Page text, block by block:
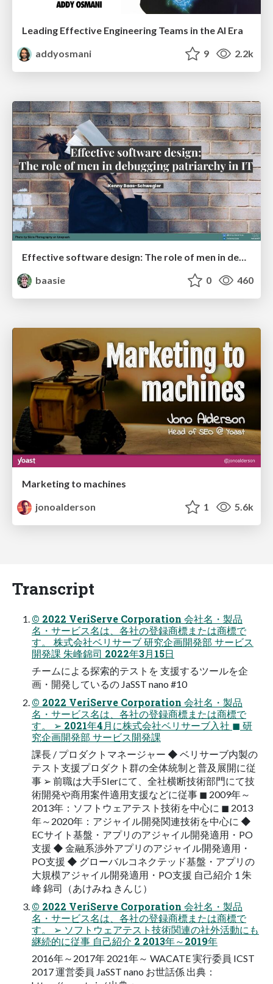
Leading Effective Engineering Teams in the AI Era
addyosmani
9 2.2k
Effective software design: The role of men in debugging patriarchy in IT @ Voxxed Days AMS
baasie
0 460
Marketing to machines
jonoalderson
1 5.6k
Transcript
© 2022 VeriServe Corporation 会社名・製品
名・サービス名は、各社の登録商標または商標で
す。 株式会社ベリサーブ 研究企画開発部 サービス
開発課 朱峰錦司 2022年3月15日
チームによる探索的テストを 支援するツールを企
画・開発しているの JaSST nano #10
© 2022 VeriServe Corporation 会社名・製品
名・サービス名は、各社の登録商標または商標で
す。 ➢ 2021年4月に株式会社ベリサーブ入社 ◼ 研
究企画開発部 サービス開発課
課長 / プロダクトマネージャー ◆ ベリサーブ内製の
テスト支援プロダクト群の全体統制と普及展開に従
事 ➢ 前職は大手SIerにて、全社横断技術部門にて技
術開発や商用案件適用支援などに従事 ◼ 2009年～
2013年：ソフトウェアテスト技術を中心に ◼ 2013
年～2020年：アジャイル開発関連技術を中心に ◆
ECサイト基盤・アプリのアジャイル開発適用・PO
支援 ◆ 金融系渉外アプリのアジャイル開発適用・
PO支援 ◆ グローバルコネクテッド基盤・アプリの
大規模アジャイル開発適用・PO支援 自己紹介 1 朱
峰 錦司（あけみね きんじ）
© 2022 VeriServe Corporation 会社名・製品
名・サービス名は、各社の登録商標または商標で
す。 ➢ ソフトウェアテスト技術関連の社外活動にも
継続的に従事 自己紹介 2 2013年～2019年
2016年～2017年 2021年～ WACATE 実行委員 ICST
2017 運営委員 JaSST nano お世話係 出典：